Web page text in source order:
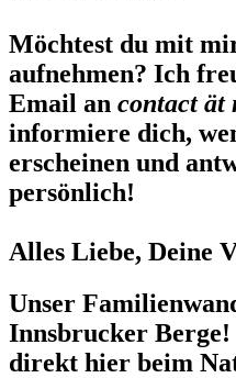
Möchtest du mit
aufnehmen? Ich
Email an contact ät
informiere dich,
erscheinen und
persönlich!
Alles Liebe, Deine
Unser
Innsbrucker
direkt hier beim